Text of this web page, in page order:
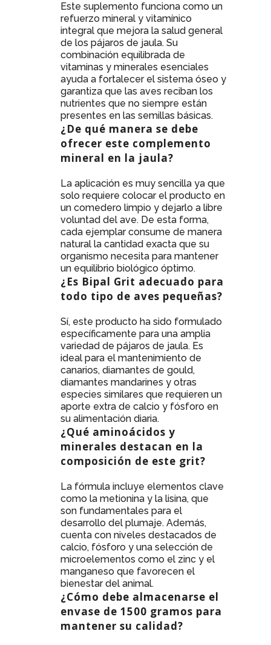
Este suplemento funciona como un
refuerzo mineral y vitamínico
integral que mejora la salud general
de los pájaros de jaula. Su
combinación equilibrada de
vitaminas y minerales esenciales
ayuda a fortalecer el sistema óseo y
garantiza que las aves reciban los
nutrientes que no siempre están
presentes en las semillas básicas.
¿De qué manera se debe
ofrecer este complemento
mineral en la jaula?
La aplicación es muy sencilla ya que
solo requiere colocar el producto en
un comedero limpio y dejarlo a libre
voluntad del ave. De esta forma,
cada ejemplar consume de manera
natural la cantidad exacta que su
organismo necesita para mantener
un equilibrio biológico óptimo.
¿Es Bipal Grit adecuado para
todo tipo de aves pequeñas?
Sí, este producto ha sido formulado
específicamente para una amplia
variedad de pájaros de jaula. Es
ideal para el mantenimiento de
canarios, diamantes de gould,
diamantes mandarines y otras
especies similares que requieren un
aporte extra de calcio y fósforo en
su alimentación diaria.
¿Qué aminoácidos y
minerales destacan en la
composición de este grit?
La fórmula incluye elementos clave
como la metionina y la lisina, que
son fundamentales para el
desarrollo del plumaje. Además,
cuenta con niveles destacados de
calcio, fósforo y una selección de
microelementos como el zinc y el
manganeso que favorecen el
bienestar del animal.
¿Cómo debe almacenarse el
envase de 1500 gramos para
mantener su calidad?